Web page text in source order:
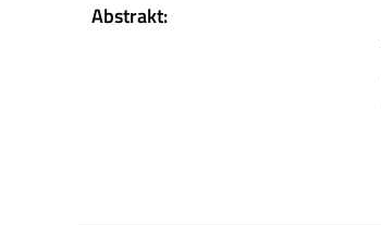
Abstrakt: